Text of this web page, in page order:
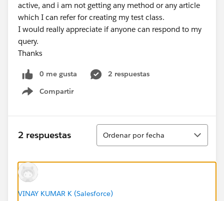
active, and i am not getting any method or any article
which I can refer for creating my test class.
I would really appreciate if anyone can respond to my
query.
Thanks
0 me gusta
2 respuestas
Compartir
Show menu
2 respuestas
Ordenar
Ordenar por fecha
VINAY KUMAR K (Salesforce)